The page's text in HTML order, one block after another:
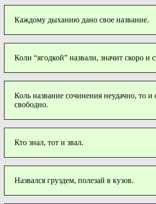
Каждому дыханию дано свое название.
Коли “ягодкой” назвали, значит скоро и
Коль название сочинения неудачно, то и
свободно.
Кто знал, тот и звал.
Назвался груздем, полезай в кузов.